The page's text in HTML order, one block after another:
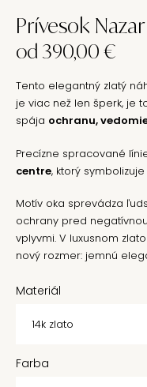
Prívesok Nazar
od 390,00 €
Tento elegantný zlatý
je viac než len šperk, je
spája ochranu,
Precízne spracované
centre, ktorý
Motív oka sprevádza
ochrany pred
vplyvmi. V luxusnom
nový rozmer: jemnú
Materiál
Farba